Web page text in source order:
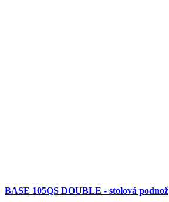
BASE 105QS DOUBLE - stolová podnož